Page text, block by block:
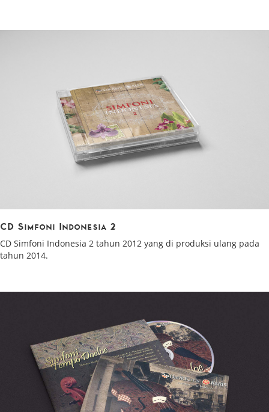
CD Simfoni Indonesia 2
CD Simfoni Indonesia 2 tahun 2012 yang di produksi ulang pada
tahun 2014.